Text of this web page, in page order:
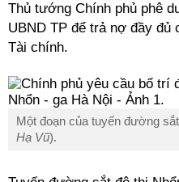
Thủ tướng Chính phủ phê
UBND TP để trả nợ đầy đủ
Tài chính.
Một đoạn của tuyến đường
Hạ Vũ).